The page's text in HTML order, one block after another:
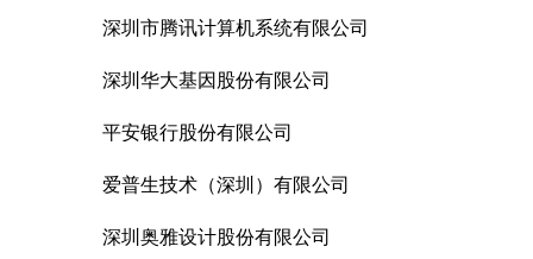
深圳市腾讯计算机系统有限公司
深圳华大基因股份有限公司
平安银行股份有限公司
爱普生技术（深圳）有限公司
深圳奥雅设计股份有限公司